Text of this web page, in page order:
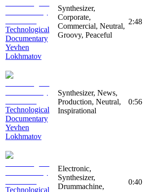
Technological
Documentary
Yevhen
Lokhmatov
Synthesizer,
Corporate,
Commercial, Neutral,
Groovy, Peaceful
2:48
Technological
Documentary
Yevhen
Lokhmatov
Synthesizer, News,
Production, Neutral,
Inspirational
0:56
Technological
Electronic,
Synthesizer,
Drummachine,
0:40